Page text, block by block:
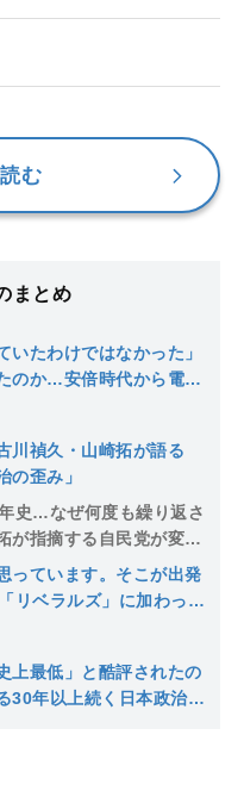
む
まとめ
いたわけではなかった」
のか…安倍時代から電通
雑な思惑を考察する
川禎久・山崎拓が語る
の歪み」
史…なぜ何度も繰り返さ
指摘する自民党が変わ
っています。そこが出発
リベラルズ」に加わった
ルート事件が壊した自民
上最低」と酷評されたの
30年以上続く日本政治の